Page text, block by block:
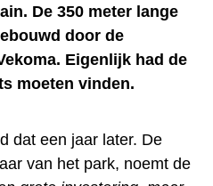
De 350 meter lange
door de
Eigenlijk had de
moeten vinden.
dat een jaar later. De
van het park, noemt de